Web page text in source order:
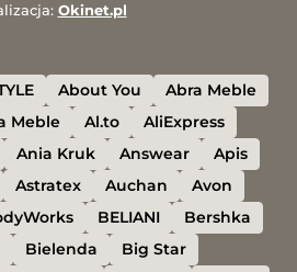
Okinet.pl
About You
Abra Meble
Meble Al.to
AliExpress
Ania Kruk Answear
Apis
Astratex Auchan
Avon
BELIANI
Bershka
Bielenda
Big Star